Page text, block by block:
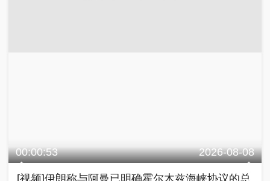
00:00:53 2026-08-08
[视频]伊朗称与阿曼已明确霍尔木兹海峡协议的总